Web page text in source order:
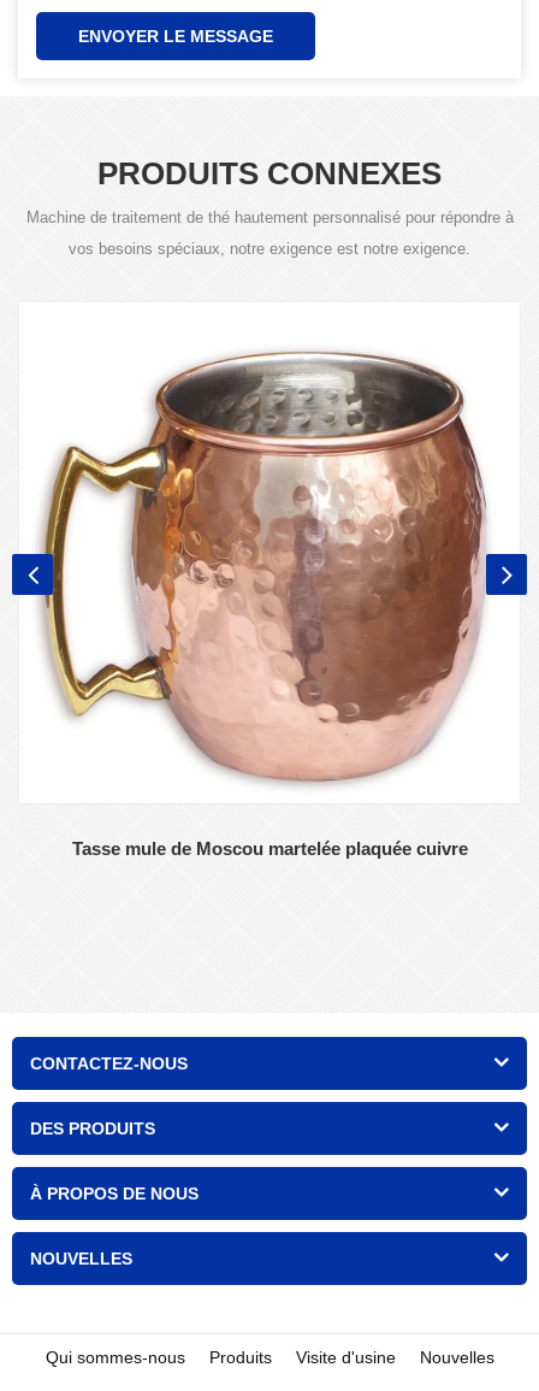
ENVOYER LE MESSAGE
PRODUITS CONNEXES
Machine de traitement de thé hautement personnalisé pour répondre à
vos besoins spéciaux, notre exigence est notre exigence.
Tasse mule de Moscou martelée plaquée cuivre
CONTACTEZ-NOUS
DES PRODUITS
À PROPOS DE NOUS
NOUVELLES
Qui sommes-nous Produits Visite d'usine Nouvelles